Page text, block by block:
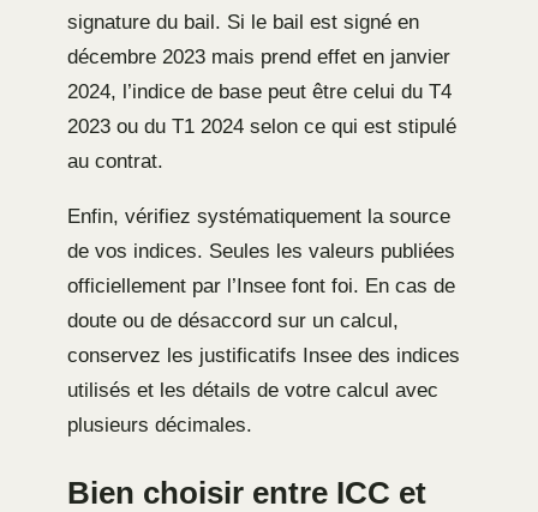
signature du bail. Si le bail est signé en
décembre 2023 mais prend effet en janvier
2024, l’indice de base peut être celui du T4
2023 ou du T1 2024 selon ce qui est stipulé
au contrat.
Enfin, vérifiez systématiquement la source
de vos indices. Seules les valeurs publiées
officiellement par l’Insee font foi. En cas de
doute ou de désaccord sur un calcul,
conservez les justificatifs Insee des indices
utilisés et les détails de votre calcul avec
plusieurs décimales.
Bien choisir entre ICC et